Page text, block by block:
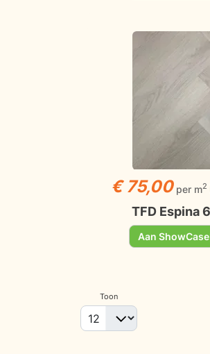
€ 75,00 per m2
TFD Espina
Aan
Toon